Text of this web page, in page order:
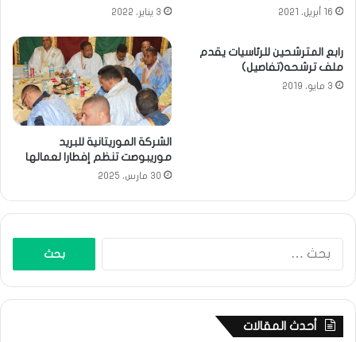
16 أبريل، 2021 3 يناير، 2022
رابع المترشحين للرئاسيات يقدم
ملف ترشحه(تفاصيل)
3 مايو، 2019
الشركة الموريتانية للبريد
موريبوصت تنظم إفطارا لعمالها
30 مارس، 2025
أحدث المقالات